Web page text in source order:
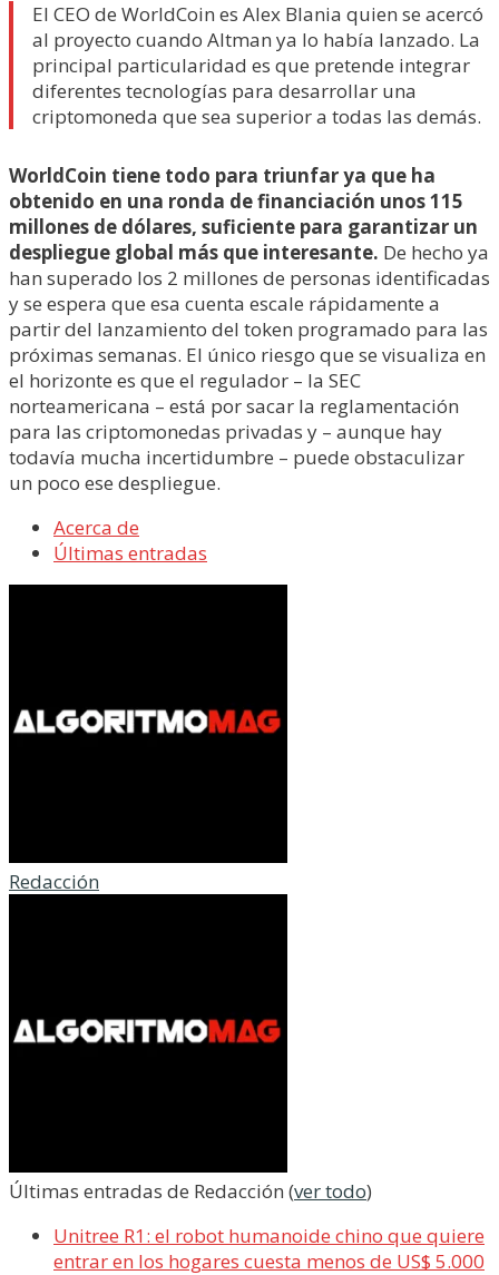
El CEO de WorldCoin es Alex Blania quien se acercó
al proyecto cuando Altman ya lo había lanzado. La
principal particularidad es que pretende integrar
diferentes tecnologías para desarrollar una
criptomoneda que sea superior a todas las demás.
WorldCoin tiene todo para triunfar ya que ha
obtenido en una ronda de financiación unos 115
millones de dólares, suficiente para garantizar un
despliegue global más que interesante. De hecho ya
han superado los 2 millones de personas identificadas
y se espera que esa cuenta escale rápidamente a
partir del lanzamiento del token programado para las
próximas semanas. El único riesgo que se visualiza en
el horizonte es que el regulador – la SEC
norteamericana – está por sacar la reglamentación
para las criptomonedas privadas y – aunque hay
todavía mucha incertidumbre – puede obstaculizar
un poco ese despliegue.
Acerca de
Últimas entradas
Redacción
Últimas entradas de Redacción (ver todo)
Unitree R1: el robot humanoide chino que quiere
entrar en los hogares cuesta menos de US$ 5.000